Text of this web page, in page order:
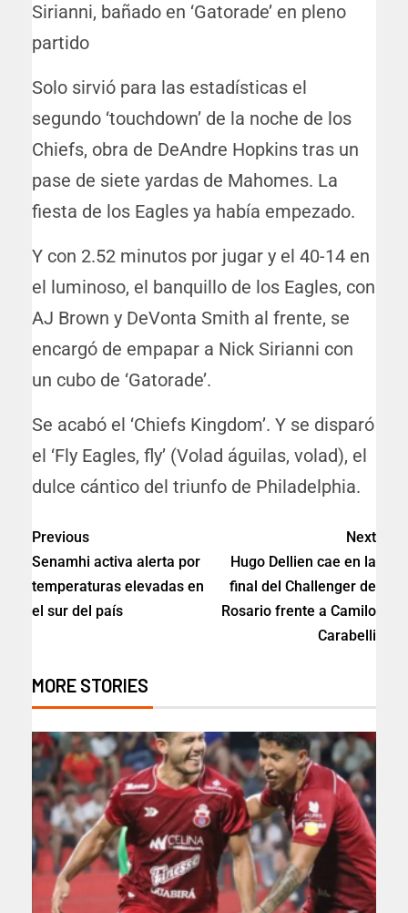
Sirianni, bañado en ‘Gatorade’ en pleno
partido
Solo sirvió para las estadísticas el
segundo ‘touchdown’ de la noche de los
Chiefs, obra de DeAndre Hopkins tras un
pase de siete yardas de Mahomes. La
fiesta de los Eagles ya había empezado.
Y con 2.52 minutos por jugar y el 40-14 en
el luminoso, el banquillo de los Eagles, con
AJ Brown y DeVonta Smith al frente, se
encargó de empapar a Nick Sirianni con
un cubo de ‘Gatorade’.
Se acabó el ‘Chiefs Kingdom’. Y se disparó
el ‘Fly Eagles, fly’ (Volad águilas, volad), el
dulce cántico del triunfo de Philadelphia.
Previous
Senamhi activa alerta por
temperaturas elevadas en
el sur del país
Next
Hugo Dellien cae en la
final del Challenger de
Rosario frente a Camilo
Carabelli
MORE STORIES